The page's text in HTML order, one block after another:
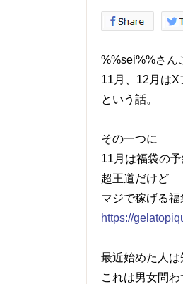
%%sei%%さん
11月、12月はX
という話。
その一つに
11月は福袋の
超王道だけど
マジで稼げる福
https://
最近始めた人
これは男女問わ